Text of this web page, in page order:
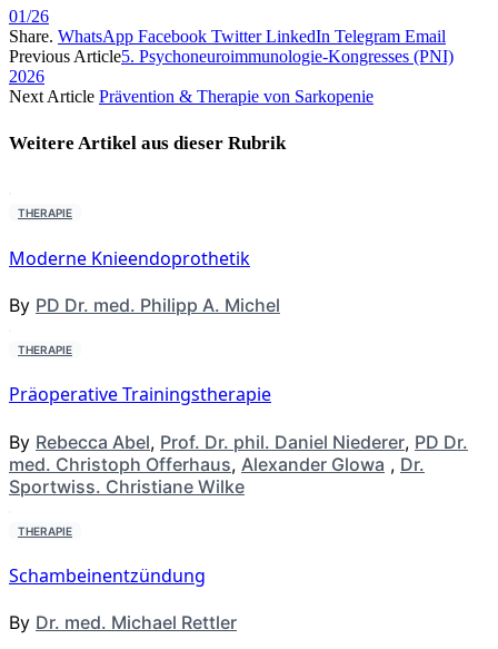
01/26
Share. WhatsApp Facebook Twitter LinkedIn Telegram Email
Previous Article5. Psychoneuroimmunologie-Kongresses (PNI)
2026
Next Article Prävention & Therapie von Sarkopenie
Weitere Artikel aus dieser Rubrik
THERAPIE
Moderne Knieendoprothetik
By PD Dr. med. Philipp A. Michel
THERAPIE
Präoperative Trainingstherapie
By Rebecca Abel, Prof. Dr. phil. Daniel Niederer, PD Dr.
med. Christoph Offerhaus, Alexander Glowa , Dr.
Sportwiss. Christiane Wilke
THERAPIE
Schambeinentzündung
By Dr. med. Michael Rettler